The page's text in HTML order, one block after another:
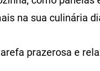
na sua culinária
prazerosa e